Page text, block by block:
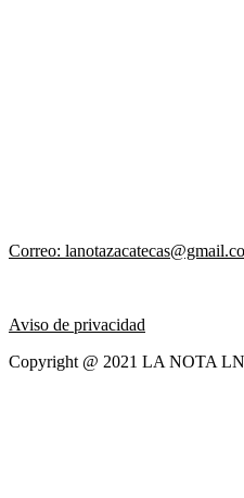
Correo:
Aviso de privacidad
Copyright @ 2021 LA NOTA